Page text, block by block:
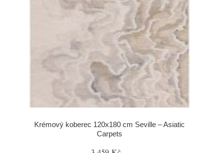
Krémový koberec 120x180 cm Seville – Asiatic
Carpets